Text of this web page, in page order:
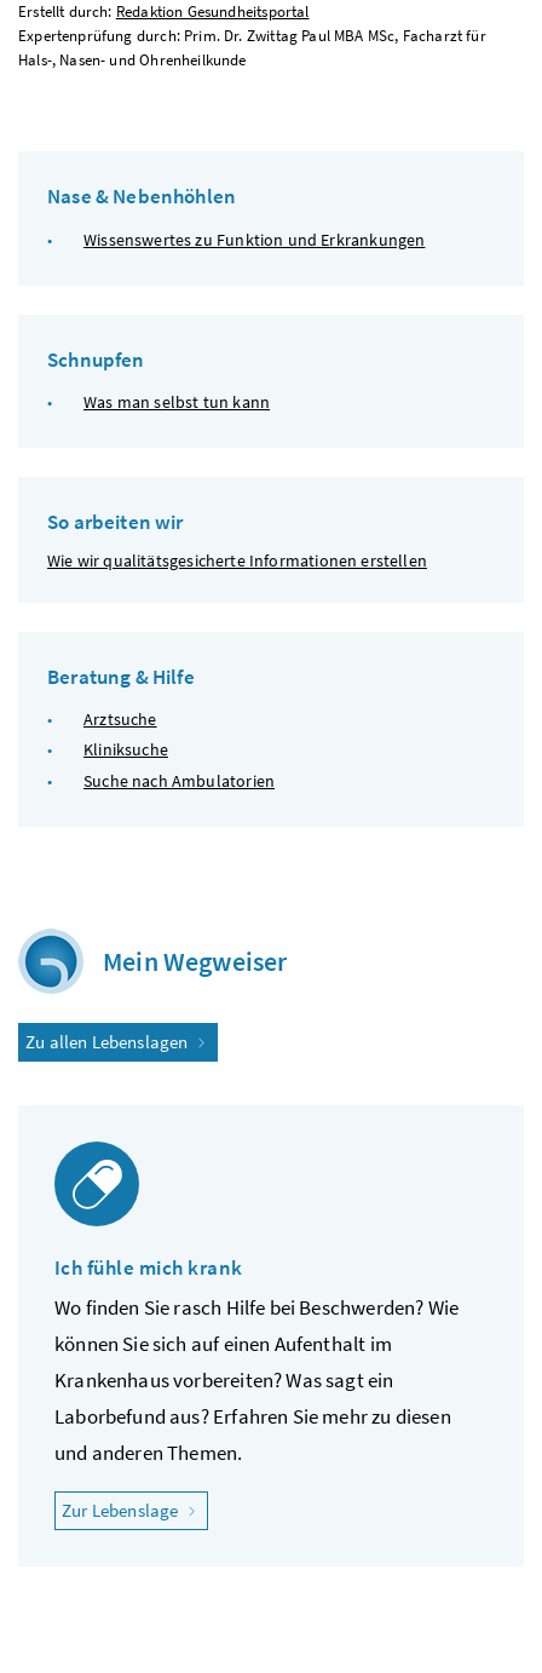
Erstellt durch: Redaktion Gesundheitsportal
Expertenprüfung durch: Prim. Dr. Zwittag Paul MBA MSc, Facharzt für
Hals-, Nasen- und Ohrenheilkunde
Nase & Nebenhöhlen
Wissenswertes zu Funktion und Erkrankungen
Schnupfen
Was man selbst tun kann
So arbeiten wir
Wie wir qualitätsgesicherte Informationen erstellen
Beratung & Hilfe
Arztsuche
Kliniksuche
Suche nach Ambulatorien
Mein Wegweiser
Zu allen Lebenslagen
Ich fühle mich krank
Wo finden Sie rasch Hilfe bei Beschwerden? Wie
können Sie sich auf einen Aufenthalt im
Krankenhaus vorbereiten? Was sagt ein
Laborbefund aus? Erfahren Sie mehr zu diesen
und anderen Themen.
Zur Lebenslage "Ich fühle mich krank"